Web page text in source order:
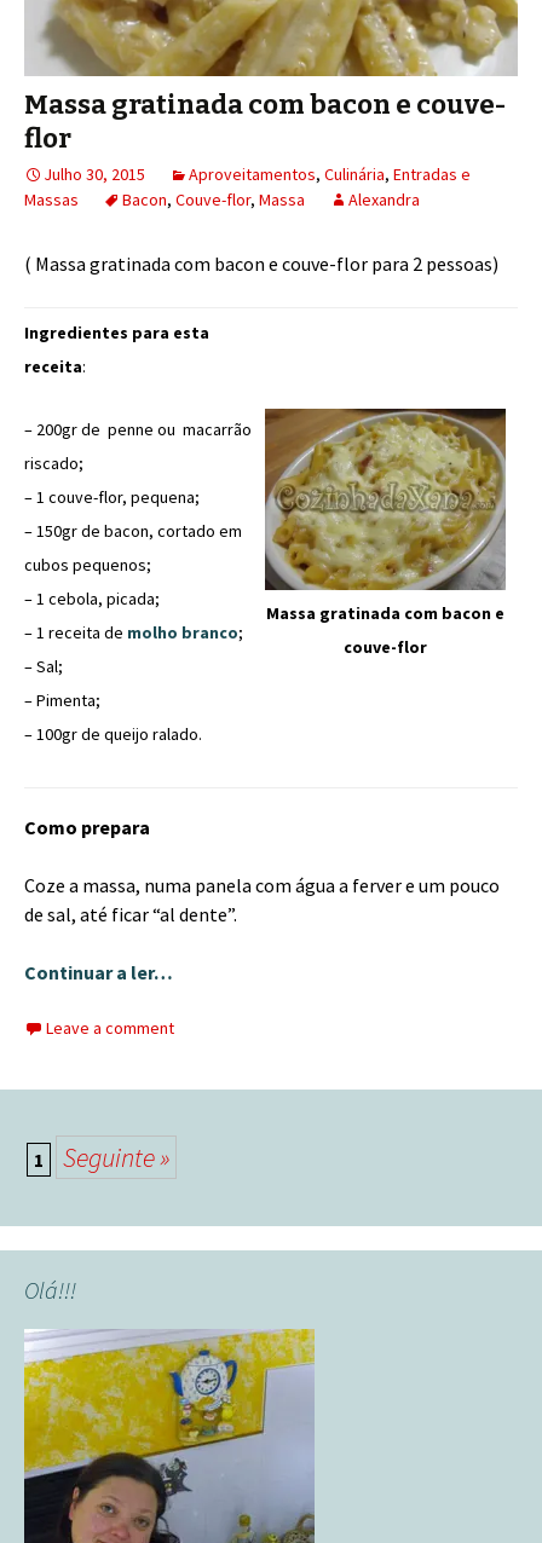
Massa gratinada com bacon e couve-
flor
Julho 30, 2015 Aproveitamentos, Culinária, Entradas e
Massas
Bacon, Couve-flor, Massa Alexandra
( Massa gratinada com bacon e couve-flor para 2 pessoas)
Ingredientes para esta
receita:
– 200gr de penne ou macarrão
riscado;
– 1 couve-flor, pequena;
– 150gr de bacon, cortado em
cubos pequenos;
– 1 cebola, picada;
– 1 receita de molho branco;
– Sal;
– Pimenta;
– 100gr de queijo ralado.
Massa gratinada com bacon e
couve-flor
Como prepara
Coze a massa, numa panela com água a ferver e um pouco
de sal, até ficar “al dente”.
Continuar a ler…
Leave a comment
Posts
navigation
1 Seguinte »
Olá!!!